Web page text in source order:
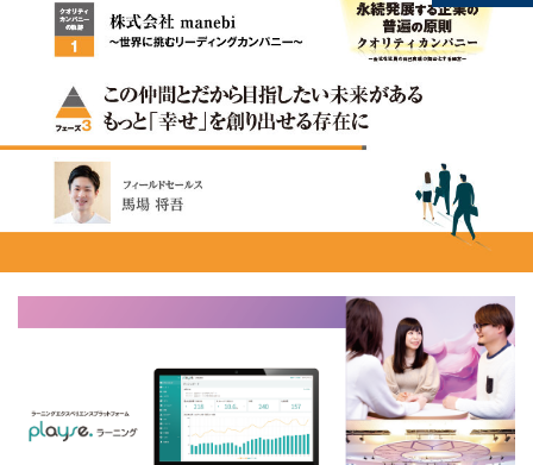
タグ
組織力 目標設定 社会貢献
事業戦略
人材育成
自己管理 夢 日本青年会議所